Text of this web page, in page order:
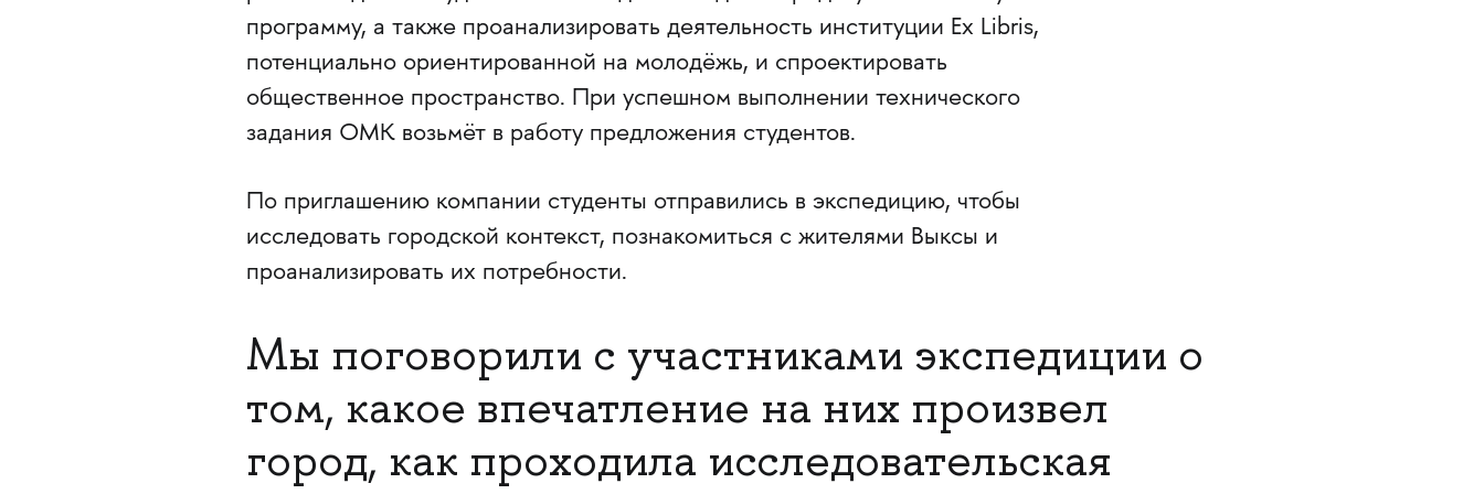
программу, а также проанализировать деятельность институции Ex Libris,
потенциально ориентированной на молодёжь, и спроектировать
общественное пространство. При успешном выполнении технического
задания ОМК возьмёт в работу предложения студентов.
По приглашению компании студенты отправились в экспедицию, чтобы
исследовать городской контекст, познакомиться с жителями Выксы и
проанализировать их потребности.
Мы поговорили с участниками экспедиции о
том, какое впечатление на них произвел
город, как проходила исследовательская